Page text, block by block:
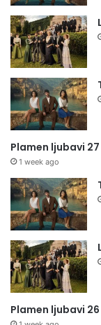
Plamen ljubavi
1 week ago
Plamen ljubavi